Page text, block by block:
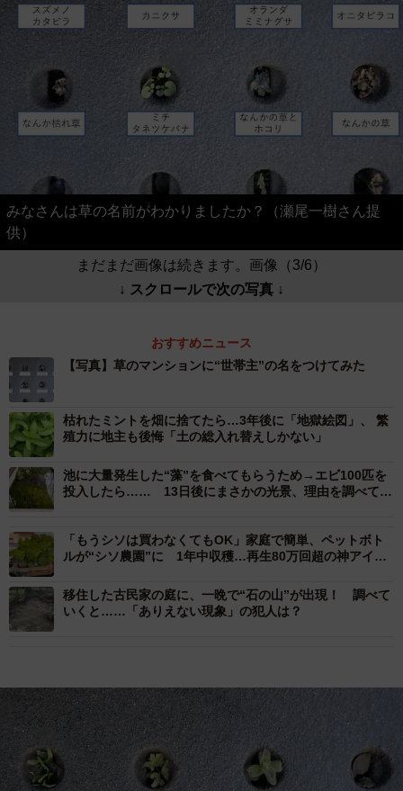
みなさんは草の名前がわかりましたか？（瀬尾一樹さん提
供）
まだまだ画像は続きます。画像（3/6）
↓ スクロールで次の写真 ↓
おすすめニュース
【写真】草のマンションに“世帯主”の名をつけてみた
枯れたミントを畑に捨てたら…3年後に「地獄絵図」、 繁
殖力に地主も後悔「土の総入れ替えしかない」
池に大量発生した“藻”を食べてもらうため→エビ100匹を
投入したら…… 13日後にまさかの光景、理由を調べてみ
「もうシソは買わなくてもOK」家庭で簡単、ペットボト
ルが“シソ農園”に 1年中収穫…再生80万回超の神アイデ
移住した古民家の庭に、一晩で“石の山”が出現！ 調べて
いくと……「ありえない現象」の犯人は？